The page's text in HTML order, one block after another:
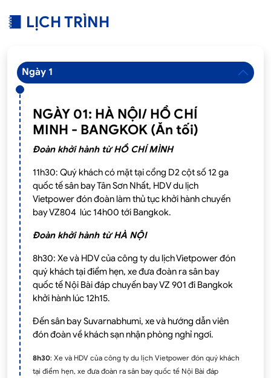
LỊCH TRÌNH
Ngày 1
NGÀY 01: HÀ NỘI/ HỒ CHÍ
MINH - BANGKOK (Ăn tối)
Đoàn khởi hành từ HỒ CHÍ MÌNH
11h30: Quý khách có mặt tại cổng D2 cột số 12 ga
quốc tế sân bay Tân Sơn Nhất, HDV du lịch
Vietpower đón đoàn làm thủ tục khởi hành chuyến
bay VZ804 lúc 14h00 tới Bangkok.
Đoàn khởi hành từ HÀ NỘI
8h30: Xe và HDV của công ty du lịch Vietpower đón
quý khách tại điểm hẹn, xe đưa đoàn ra sân bay
quốc tế Nội Bài đáp chuyến bay VZ 901 đi Bangkok
khởi hành lúc 12h15.
Đến sân bay Suvarnabhumi, xe và hướng dẫn viên
đón đoàn về khách sạn nhận phòng nghỉ ngơi.
8h30: Xe và HDV của công ty du lịch Vietpower đón quý khách
tại điểm hẹn, xe đưa đoàn ra sân bay quốc tế Nội Bài đáp